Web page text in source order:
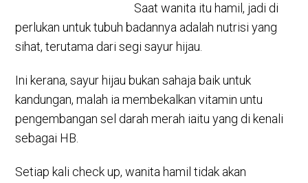
Saat wanita itu hamil, jadi di
perlukan untuk tubuh badannya adalah nutrisi yang
sihat, terutama dari segi sayur hijau.
Ini kerana, sayur hijau bukan sahaja baik untuk
kandungan, malah ia membekalkan vitamin untu
pengembangan sel darah merah iaitu yang di kenali
sebagai HB.
Setiap kali check up, wanita hamil tidak akan